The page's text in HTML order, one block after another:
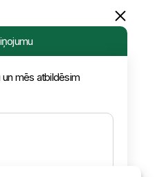
mēs atbildēsim
piegāde